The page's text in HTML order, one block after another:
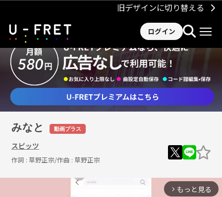
旧デザインに切り替える
ログイン
みなと 動画プラス
スピッツ
作詞 : 草野正宗/作曲 : 草野正宗
arrow_forward_ios もっと見る